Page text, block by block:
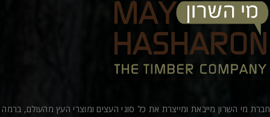
חברת מי השרון מייבאת ומייצרת את כל סוגי העצים ומוצרי העץ מהעולם, ברמה